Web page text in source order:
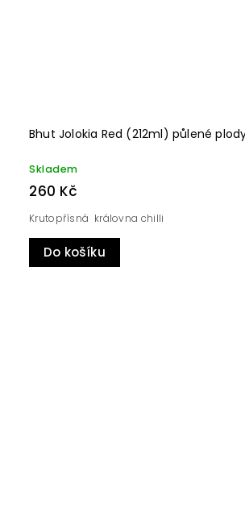
Bhut Jolokia Red (212ml) půlené
Skladem
260 Kč
Do košíku
Krutopřísná královna chilli